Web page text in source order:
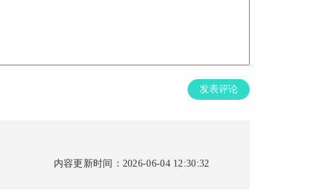
发表评论
内容更新时间：2026-06-04 12:30:32